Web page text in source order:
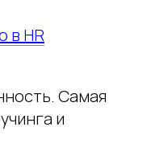
в HR
Самая
и